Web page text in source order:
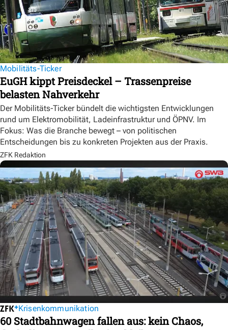
Mobilitäts-Ticker
EuGH kippt Preisdeckel – Trassenpreise
belasten Nahverkehr
Der Mobilitäts-Ticker bündelt die wichtigsten Entwicklungen
rund um Elektromobilität, Ladeinfrastruktur und ÖPNV. Im
Fokus: Was die Branche bewegt – von politischen
Entscheidungen bis zu konkreten Projekten aus der Praxis.
ZFK Redaktion
Krisenkommunikation
60 Stadtbahnwagen fallen aus: kein Chaos,